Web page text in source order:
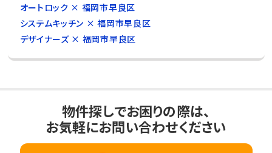
オートロック × 福岡市早良区
システムキッチン × 福岡市早良区
デザイナーズ × 福岡市早良区
物件探しでお困りの際は、
お気軽にお問い合わせください